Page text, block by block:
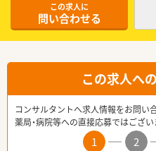
この求人に
問い合わせる
この求人へ
コンサルタントへ求人情報をお問い
薬局・病院等への直接応募ではござい
1 2